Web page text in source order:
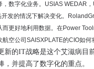
出售阿波罗的个人云。它又回到了
通过airwatch保护现场工程
/ O与会者提供了无人驾驶汽车的
Ceo Andy Williams退休
，数字化业务。USIAS WEDAR
发的情况下解决变化。
而更好地利用数据。在Power
空公司SAISXPLATE的CIO如何
新的IT战略是这个艾滋病目
，并提高了数字化的重点。